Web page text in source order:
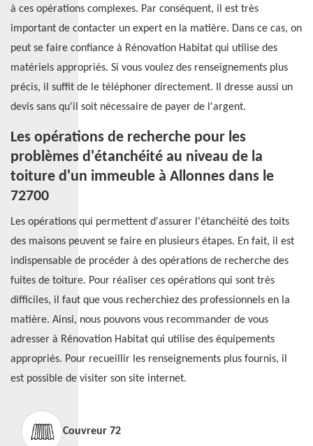
à ces opérations complexes. Par conséquent, il est très
important de contacter un expert en la matière. Dans ce cas, on
peut se faire confiance à Rénovation Habitat qui utilise des
matériels appropriés. Si vous voulez des renseignements plus
précis, il suffit de le téléphoner directement. Il dresse aussi un
devis sans qu'il soit nécessaire de payer de l'argent.
Les opérations de recherche pour les
problèmes d'étanchéité au niveau de la
toiture d'un immeuble à Allonnes dans le
72700
Les opérations qui permettent d'assurer l'étanchéité des toits
des maisons peuvent se faire en plusieurs étapes. En fait, il est
indispensable de procéder à des opérations de recherche des
fuites de toiture. Pour réaliser ces opérations qui sont très
difficiles, il faut que vous recherchiez des professionnels en la
matière. Ainsi, nous pouvons vous recommander de vous
adresser à Rénovation Habitat qui utilise des équipements
appropriés. Pour recueillir les renseignements plus fournis, il
est possible de visiter son site internet.
Couvreur 72